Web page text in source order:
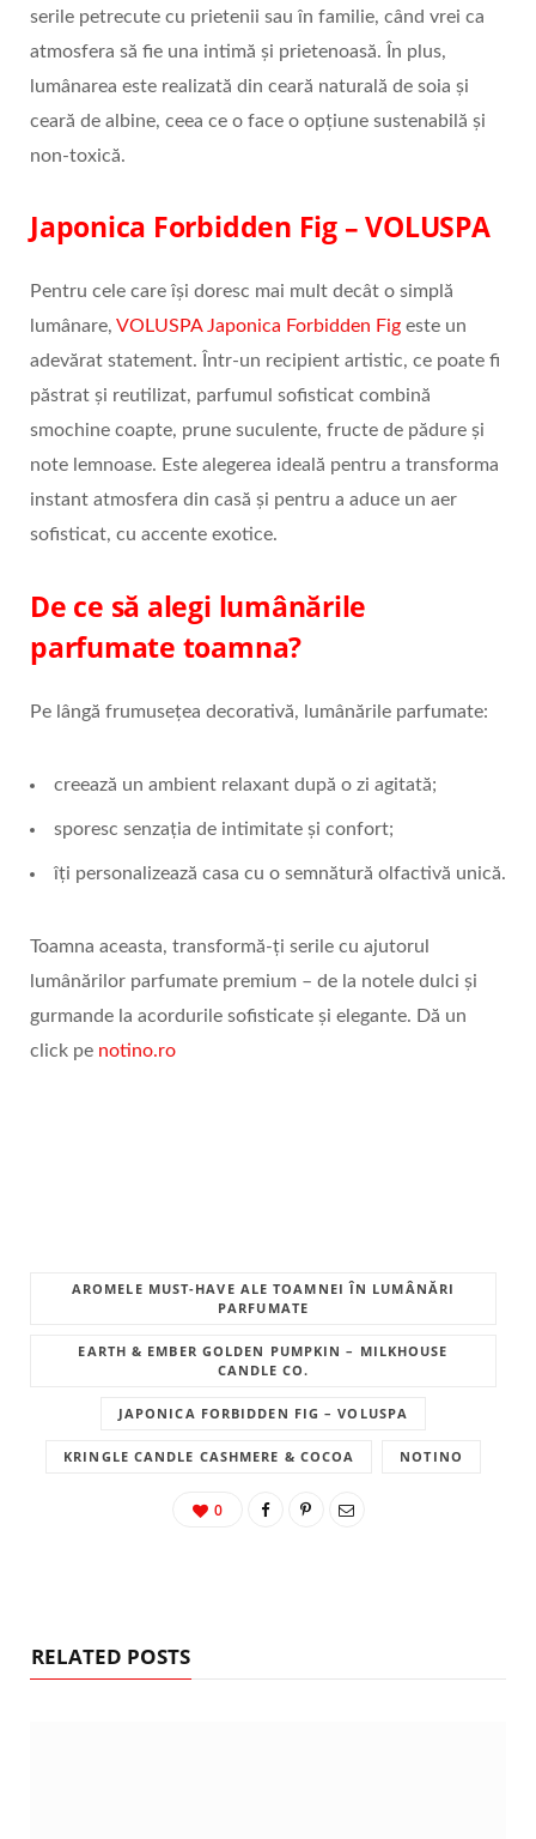
serile petrecute cu prietenii sau în familie, când vrei ca
atmosfera să fie una intimă și prietenoasă. În plus,
lumânarea este realizată din ceară naturală de soia și
ceară de albine, ceea ce o face o opțiune sustenabilă și
non-toxică.
Japonica Forbidden Fig – VOLUSPA
Pentru cele care își doresc mai mult decât o simplă
lumânare, VOLUSPA Japonica Forbidden Fig este un
adevărat statement. Într-un recipient artistic, ce poate fi
păstrat și reutilizat, parfumul sofisticat combină
smochine coapte, prune suculente, fructe de pădure și
note lemnoase. Este alegerea ideală pentru a transforma
instant atmosfera din casă și pentru a aduce un aer
sofisticat, cu accente exotice.
De ce să alegi lumânările
parfumate toamna?
Pe lângă frumusețea decorativă, lumânările parfumate:
creează un ambient relaxant după o zi agitată;
sporesc senzația de intimitate și confort;
îți personalizează casa cu o semnătură olfactivă unică.
Toamna aceasta, transformă-ți serile cu ajutorul
lumânărilor parfumate premium – de la notele dulci și
gurmande la acordurile sofisticate și elegante. Dă un
click pe notino.ro
AROMELE MUST-HAVE ALE TOAMNEI ÎN LUMÂNĂRI
PARFUMATE
EARTH & EMBER GOLDEN PUMPKIN – MILKHOUSE
CANDLE CO.
JAPONICA FORBIDDEN FIG – VOLUSPA
KRINGLE CANDLE CASHMERE & COCOA NOTINO
0
RELATED POSTS